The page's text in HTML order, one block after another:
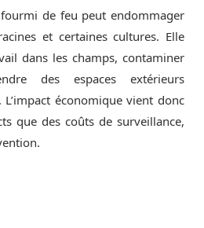
de feu peut endommager
et certaines cultures. Elle
dans les champs, contaminer
des espaces extérieurs
économique vient donc
que des coûts de surveillance,